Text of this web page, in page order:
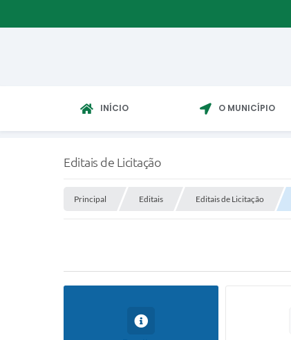
INÍCIO O MUNICÍPIO
Editais de Licitação
Principal Editais Editais de Licitação